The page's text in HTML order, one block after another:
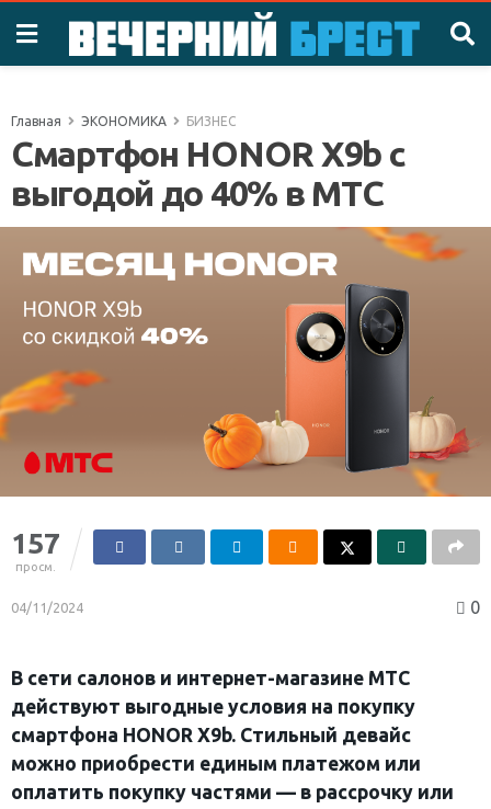
Главная ЭКОНОМИКА БИЗНЕС
Смартфон HONOR X9b с
выгодой до 40% в МТС
157
просм.
04/11/2024 0
В сети салонов и интернет-магазине МТС
действуют выгодные условия на покупку
смартфона HONOR X9b. Стильный девайс
можно приобрести единым платежом или
оплатить покупку частями — в рассрочку или